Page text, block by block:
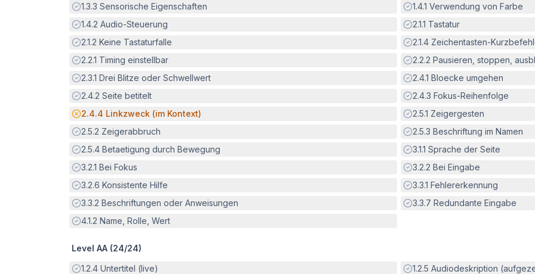
Erfüllt:
1.3.3 Sensorische Eigenschaften Erfüllt:
1.4.1 Verwendung von Farbe
Erfüllt:
1.4.2 Audio-Steuerung Erfüllt:
2.1.1 Tastatur
Erfüllt:
2.1.2 Keine Tastaturfalle Erfüllt:
2.1.4 Zeichentasten-
Erfüllt:
2.2.1 Timing einstellbar Erfüllt:
2.2.2 Pausieren, stoppen,
Erfüllt:
2.3.1 Drei Blitze oder Schwellwert Erfüllt:
2.4.1 Bloecke umgehen
Erfüllt:
2.4.2 Seite betitelt Erfüllt:
2.4.3 Fokus-Reihenfolge
Potenzielle Barriere:
2.4.4 Linkzweck (im Kontext) Erfüllt:
2.5.1 Zeigergesten
Erfüllt:
2.5.2 Zeigerabbruch Erfüllt:
2.5.3 Beschriftung im Namen
Erfüllt:
2.5.4 Betaetigung durch Bewegung Erfüllt:
3.1.1 Sprache der Seite
Erfüllt:
3.2.1 Bei Fokus Erfüllt:
3.2.2 Bei Eingabe
Erfüllt:
3.2.6 Konsistente Hilfe Erfüllt:
3.3.1 Fehlererkennung
Erfüllt:
3.3.2 Beschriftungen oder Anweisungen Erfüllt:
3.3.7 Redundante Eingabe
Erfüllt:
4.1.2 Name, Rolle, Wert
Level AA (24/24)
Erfüllt:
1.2.4 Untertitel (live) Erfüllt:
1.2.5 Audiodeskription